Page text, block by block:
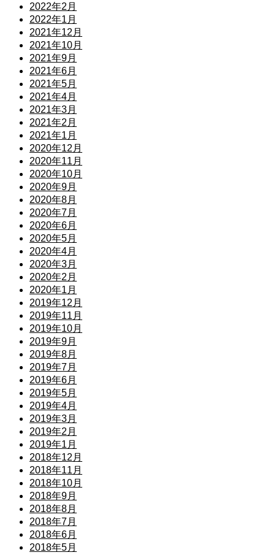
2022年2月
2022年1月
2021年12月
2021年10月
2021年9月
2021年6月
2021年5月
2021年4月
2021年3月
2021年2月
2021年1月
2020年12月
2020年11月
2020年10月
2020年9月
2020年8月
2020年7月
2020年6月
2020年5月
2020年4月
2020年3月
2020年2月
2020年1月
2019年12月
2019年11月
2019年10月
2019年9月
2019年8月
2019年7月
2019年6月
2019年5月
2019年4月
2019年3月
2019年2月
2019年1月
2018年12月
2018年11月
2018年10月
2018年9月
2018年8月
2018年7月
2018年6月
2018年5月